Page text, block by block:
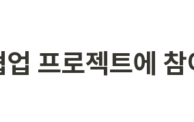
프로젝트에